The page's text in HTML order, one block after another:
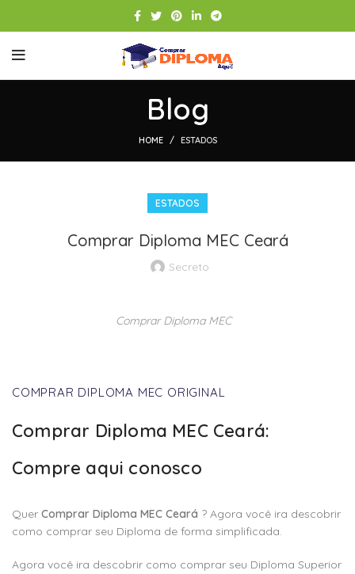
Blog
HOME ESTADOS
ESTADOS
Comprar Diploma MEC Ceará
Secreto
Comprar Diploma MEC
COMPRAR DIPLOMA MEC ORIGINAL
Comprar Diploma MEC Ceará:
Compre aqui conosco
Quer Comprar Diploma MEC Ceará ? Agora você ira descobrir
como comprar seu Diploma de forma simplificada.
Agora você ira descobrir como comprar seu Diploma Superior